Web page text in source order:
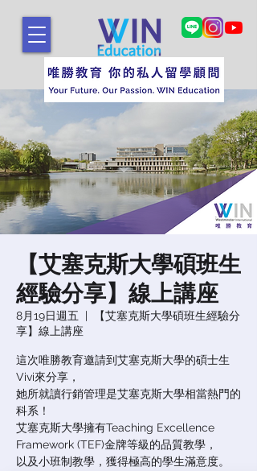
【艾塞克斯大學碩班生
經驗分享】線上講座
8月19日週五
  |
【艾塞克斯大學碩班生經驗分
享】線上講座
這次唯勝教育邀請到艾塞克斯大學的碩士生
Vivi來分享，
她所就讀行銷管理是艾塞克斯大學相當熱門的
科系！
艾塞克斯大學擁有Teaching Excellence
Framework (TEF)金牌等級的品質教學，
以及小班制教學，獲得極高的學生滿意度。